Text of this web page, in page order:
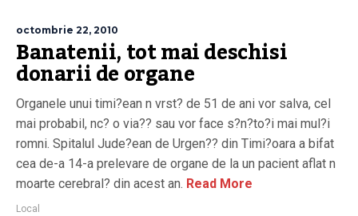
octombrie 22, 2010
Banatenii, tot mai deschisi
donarii de organe
Organele unui timi?ean n vrst? de 51 de ani vor salva, cel
mai probabil, nc? o via?? sau vor face s?n?to?i mai mul?i
romni. Spitalul Jude?ean de Urgen?? din Timi?oara a bifat
cea de-a 14-a prelevare de organe de la un pacient aflat n
moarte cerebral? din acest an. Read More
Local